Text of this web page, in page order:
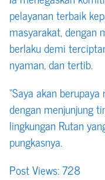
pelayanan terbaik
masyarakat, dengan
berlaku demi
nyaman, dan tertib.
“Saya akan
dengan menjunjung
lingkungan Rutan
pungkasnya.
Post Views:728